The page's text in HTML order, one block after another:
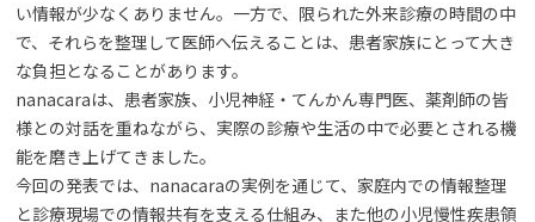
い情報が少なくありません。一方で、限られた外来診療の時間の中
で、それらを整理して医師へ伝えることは、患者家族にとって大き
な負担となることがあります。
nanacaraは、患者家族、小児神経・てんかん専門医、薬剤師の皆
様との対話を重ねながら、実際の診療や生活の中で必要とされる機
能を磨き上げてきました。
今回の発表では、nanacaraの実例を通じて、家庭内での情報整理
と診療現場での情報共有を支える仕組み、また他の小児慢性疾患領